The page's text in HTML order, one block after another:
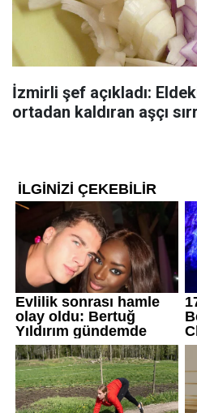
İzmirli şef açıkladı:
ortadan kaldıran aşçı